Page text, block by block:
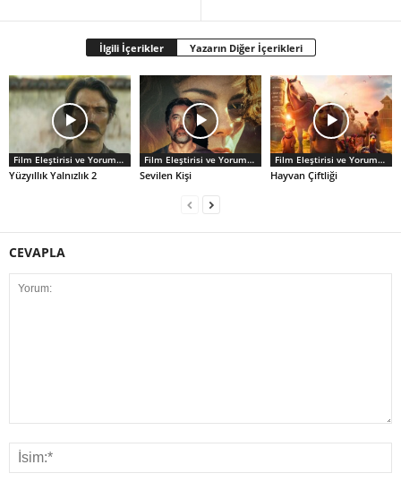
İlgili İçerikler Yazarın Diğer İçerikleri
Film Eleştirisi ve Yorumlar
Yüzyıllık Yalnızlık 2
Film Eleştirisi ve Yorumlar
Sevilen Kişi
Film Eleştirisi ve Yorumlar
Hayvan Çiftliği
CEVAPLA